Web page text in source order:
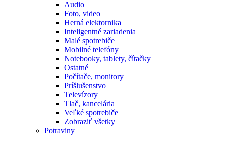
Audio
Foto, video
Herná elektornika
Inteligentné zariadenia
Malé spotrebiče
Mobilné telefóny
Notebooky, tablety, čítačky
Ostatné
Počítače, monitory
Príšlušenstvo
Televízory
Tlač, kancelária
Veľké spotrebiče
Zobraziť všetky
Potraviny